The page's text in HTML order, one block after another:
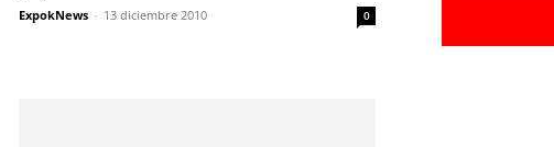
ExpokNews - 13 diciembre 2010 0